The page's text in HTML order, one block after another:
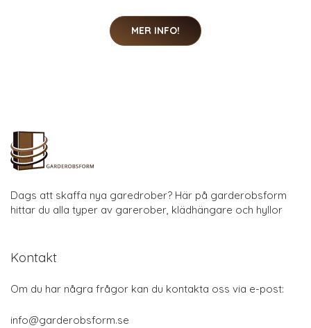
MER INFO!
Dags att skaffa nya garedrober? Här på garderobsform
hittar du alla typer av garerober, klädhängare och hyllor
Kontakt
Om du har några frågor kan du kontakta oss via e-post:
info@garderobsform.se